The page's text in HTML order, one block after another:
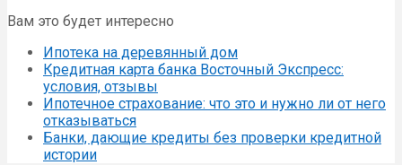
Вам это будет интересно
Ипотека на деревянный дом
Кредитная карта банка Восточный Экспресс:
условия, отзывы
Ипотечное страхование: что это и нужно ли от него
отказываться
Банки, дающие кредиты без проверки кредитной
истории